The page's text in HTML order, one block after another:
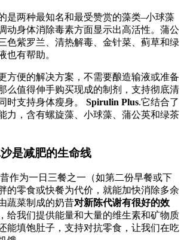
是两种最知名和最受赞赏的藻类–小球藻
动身体消除毒素方面显示出高活性。蒲公
色紫罗兰、清热解毒、金针菜、蓟草和绿
也有帮助。
方便的解决方案，不需要酿造输液或准备
么值得伸手购买现成的制剂，支持彻底清
时支持身体瘦身。 Spirulin Plus.它结合了
力，含有螺旋藻、小球藻、蒲公英和绿茶
是减肥的生命线
作为一日三餐之一（如第二份早餐或下
的零食或快餐为代价，就能加快消除多余
蔬菜制成的奶昔对新陈代谢有很好的效
给我们提供能量和大量的维生素和矿物质
能填饱肚子，支持对抗零食，让我们在吃